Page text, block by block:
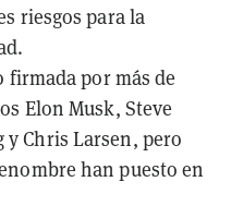
riesgos para la
firmada por más de
Elon Musk, Steve
Chris Larsen, pero
han puesto en